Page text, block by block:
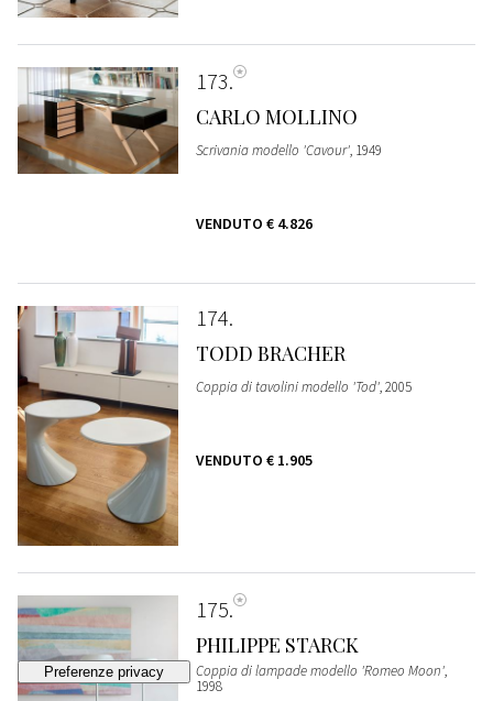
173
CARLO MOLLINO
Scrivania modello 'Cavour', 1949
VENDUTO € 4.826
174
TODD BRACHER
Coppia di tavolini modello 'Tod', 2005
VENDUTO € 1.905
175
PHILIPPE STARCK
Coppia di lampade modello 'Romeo Moon',
1998